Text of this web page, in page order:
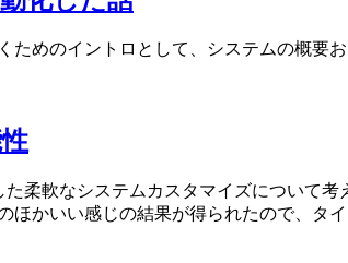
ためのイントロとして、システムの概要
柔軟なシステムカスタマイズについて
ほかいい感じの結果が得られたので、タ